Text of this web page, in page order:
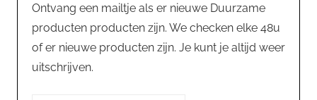
Ontvang een mailtje als er nieuwe Duurzame
producten producten zijn. We checken elke 48u
of er nieuwe producten zijn. Je kunt je altijd weer
uitschrijven.